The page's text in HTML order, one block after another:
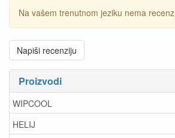
Na vašem trenutnom jeziku nema
Napiši recenziju
Proizvodi
WIPCOOL
HELIJ